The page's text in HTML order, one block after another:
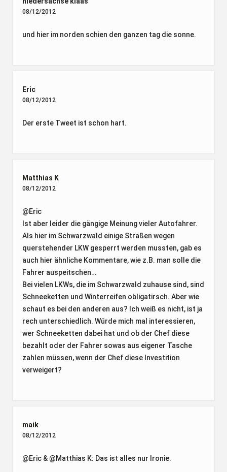
08/12/2012
und hier im norden schien den ganzen tag die sonne.
Eric
08/12/2012
Der erste Tweet ist schon hart.
Matthias K
08/12/2012
@Eric
Ist aber leider die gängige Meinung vieler Autofahrer.
Als hier im Schwarzwald einige Straßen wegen
querstehender LKW gesperrt werden mussten, gab es
auch hier ähnliche Kommentare, wie z.B. man solle die
Fahrer auspeitschen…
Bei vielen LKWs, die im Schwarzwald zuhause sind, sind
Schneeketten und Winterreifen obligatirsch. Aber wie
schaut es bei den anderen aus? Ich weiß es nicht, ist ja
rech unterschiedlich. Würde mich mal interessieren,
wer Schneeketten dabei hat und ob der Chef diese
bezahlt oder der Fahrer sowas aus eigener Tasche
zahlen müssen, wenn der Chef diese Investition
verweigert?
maik
08/12/2012
@Eric & @Matthias K: Das ist alles nur Ironie.